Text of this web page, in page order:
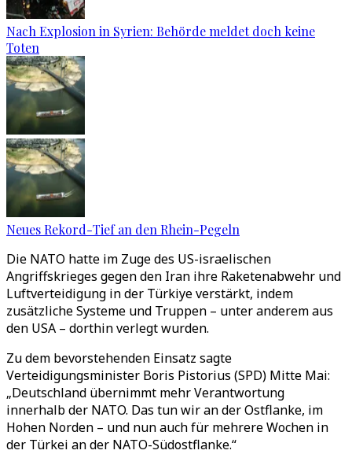
Nach Explosion in Syrien: Behörde meldet doch keine
Toten
Neues Rekord-Tief an den Rhein-Pegeln
Die NATO hatte im Zuge des US-israelischen
Angriffskrieges gegen den Iran ihre Raketenabwehr und
Luftverteidigung in der Türkiye verstärkt, indem
zusätzliche Systeme und Truppen – unter anderem aus
den USA – dorthin verlegt wurden.
Zu dem bevorstehenden Einsatz sagte
Verteidigungsminister Boris Pistorius (SPD) Mitte Mai:
„Deutschland übernimmt mehr Verantwortung
innerhalb der NATO. Das tun wir an der Ostflanke, im
Hohen Norden – und nun auch für mehrere Wochen in
der Türkei an der NATO-Südostflanke.“